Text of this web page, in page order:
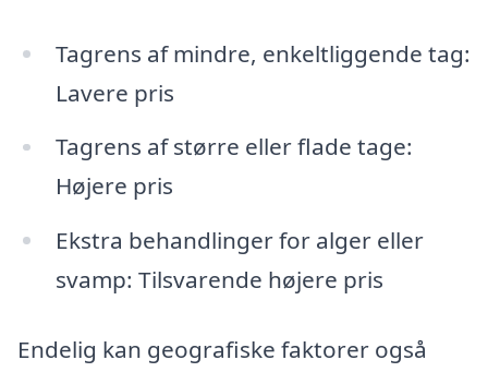
Tagrens af mindre, enkeltliggende tag:
Lavere pris
Tagrens af større eller flade tage:
Højere pris
Ekstra behandlinger for alger eller
svamp: Tilsvarende højere pris
Endelig kan geografiske faktorer også